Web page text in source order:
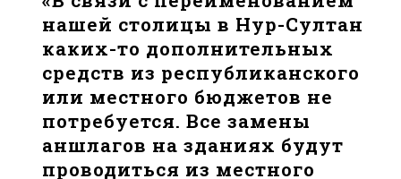
нашей столицы в Нур-Султан
каких-то дополнительных
средств из республиканского
или местного бюджетов не
потребуется. Все замены
аншлагов на зданиях будут
проводиться из местного